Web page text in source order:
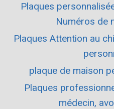
Plaques
Numéros de
Plaques Attention au
plaque de maison
Plaques
médecin,